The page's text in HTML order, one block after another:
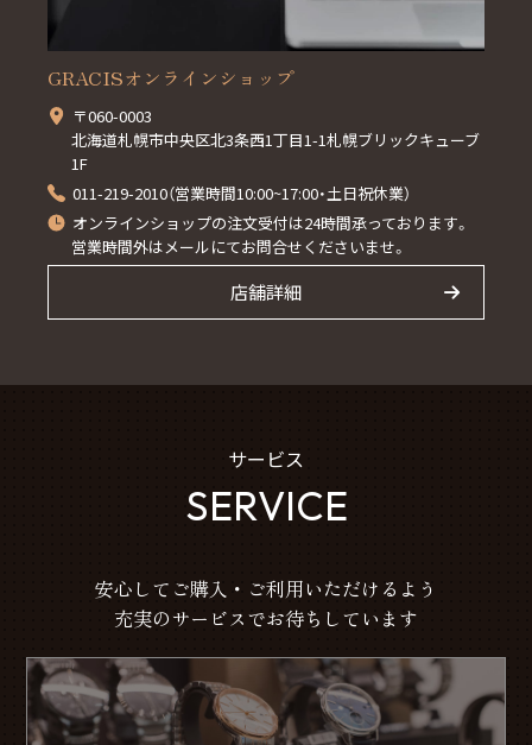
GRACISオンラインショップ
〒060-0003
北海道札幌市中央区北3条西1丁目1-1札幌ブリックキューブ
1F
011-219-2010（営業時間10:00~17:00・土日祝休業）
オンラインショップの注文受付は24時間承っております。
営業時間外はメールにてお問合せくださいませ。
店舗詳細
サービス
SERVICE
安心してご購入・ご利用いただけるよう
充実のサービスでお待ちしています